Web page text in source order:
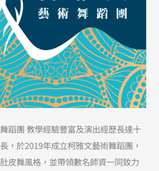
蹈團 教學經驗豐富及演出經歷長達十
，於2019年成立柯雅文藝術舞蹈團，
皮舞風格，並帶領數名師資一同致力